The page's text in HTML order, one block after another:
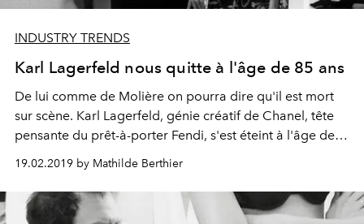
INDUSTRY TRENDS
Karl Lagerfeld nous quitte à l'âge de 85 ans
De lui comme de Molière on pourra dire qu'il est mort
sur scène. Karl Lagerfeld, génie créatif de Chanel, tête
pensante du prêt-à-porter Fendi, s'est éteint à l'âge de
19.02.2019 by Mathilde Berthier